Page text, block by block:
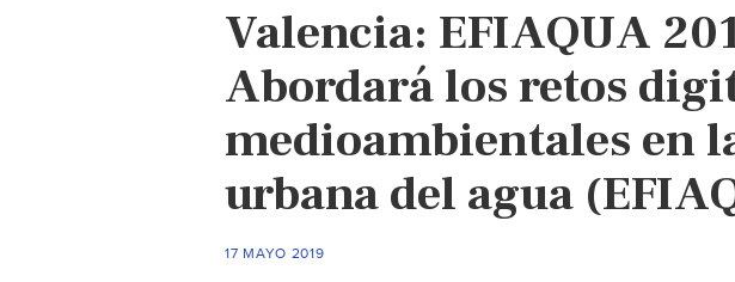
Valencia: EFIAQUA
Abordará los retos
medioambientales en
urbana del agua
17 MAYO 2019